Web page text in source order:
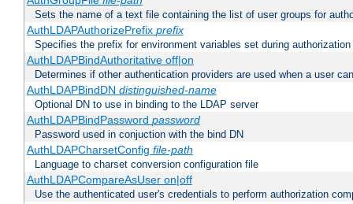
Sets the name of a text file containing the list of user groups for
AuthLDAPAuthorizePrefix prefix
Specifies the prefix for environment variables set during authorization
AuthLDAPBindAuthoritative off|on
Determines if other authentication providers are used when a user
AuthLDAPBindDN distinguished-name
Optional DN to use in binding to the LDAP server
AuthLDAPBindPassword password
Password used in conjuction with the bind DN
AuthLDAPCharsetConfig file-path
Language to charset conversion configuration file
AuthLDAPCompareAsUser on|off
Use the authenticated user's credentials to perform authorization